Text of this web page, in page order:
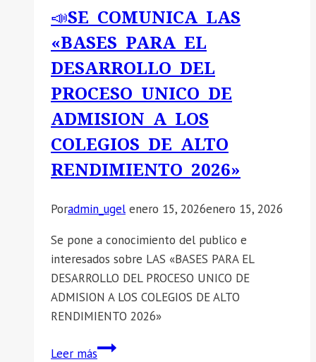
📣SE COMUNICA LAS
«BASES PARA EL
DESARROLLO DEL
PROCESO UNICO DE
ADMISION A LOS
COLEGIOS DE ALTO
RENDIMIENTO 2026»
Poradmin_ugel enero 15, 2026enero 15, 2026
Se pone a conocimiento del publico e
interesados sobre LAS «BASES PARA EL
DESARROLLO DEL PROCESO UNICO DE
ADMISION A LOS COLEGIOS DE ALTO
RENDIMIENTO 2026»
Leer más📣